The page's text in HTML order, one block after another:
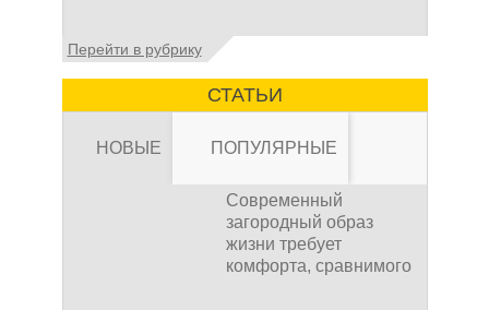
это моечное
Общие сведения
мойки керхер – это
устройство высокого
Перейти в рубрику
СТАТЬИ
НОВЫЕ ПОПУЛЯРНЫЕ
Современный
загородный образ
жизни требует
комфорта, сравнимого